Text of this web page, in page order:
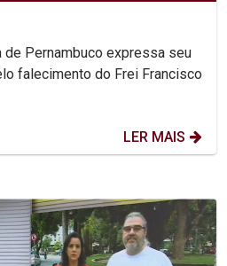
de Pernambuco expressa seu
falecimento do Frei Francisco
LER MAIS